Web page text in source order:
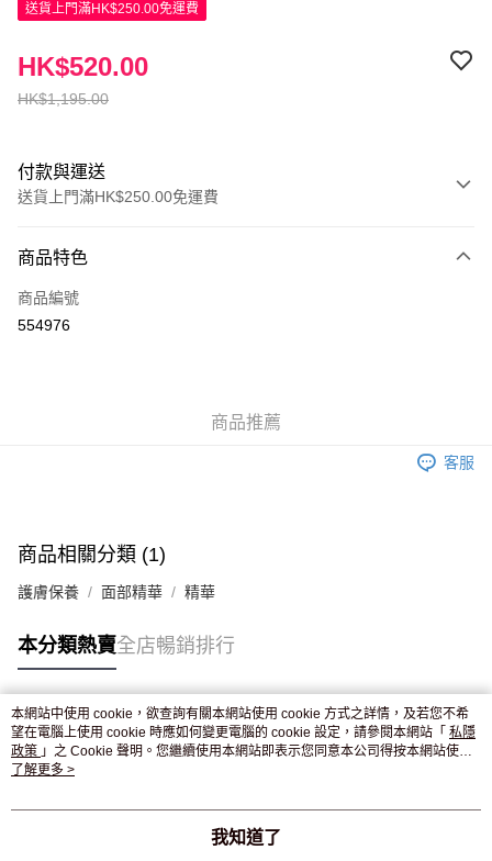
送貨上門滿HK$250.00免運費
HK$1,195.00
HK$520.00
付款與運送
送貨上門滿HK$250.00免運費
信用卡
Apple Pay
付款後門市自取，訂單確認後2-4個工作天到店，7天內取。逾期後
商品特色
商品編號
554976
商品推薦
客服
商品相關分類 (1)
護膚保養 面部精華 精華
本分類熱賣全店暢銷排行
熱門標籤
熱銷排行
本網站中使用 cookie，欲查詢有關本網站使用 cookie 方式之詳情，及若您不希
望在電腦上使用 cookie 時應如何變更電腦的 cookie 設定，請參閱本網站「 私隱
政策 」之 Cookie 聲明。您繼續使用本網站即表示您同意本公司得按本網站使用
條款之 Cookie 聲明使用 cookie。
了解更多 >
我知道了